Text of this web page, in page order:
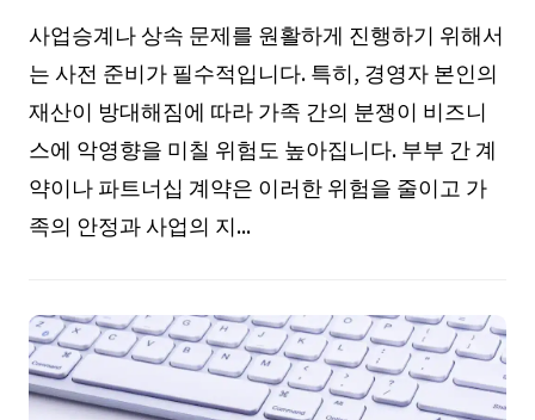
사업승계나 상속 문제를 원활하게 진행하기 위해서
는 사전 준비가 필수적입니다. 특히, 경영자 본인의
재산이 방대해짐에 따라 가족 간의 분쟁이 비즈니
스에 악영향을 미칠 위험도 높아집니다. 부부 간 계
약이나 파트너십 계약은 이러한 위험을 줄이고 가
족의 안정과 사업의 지...